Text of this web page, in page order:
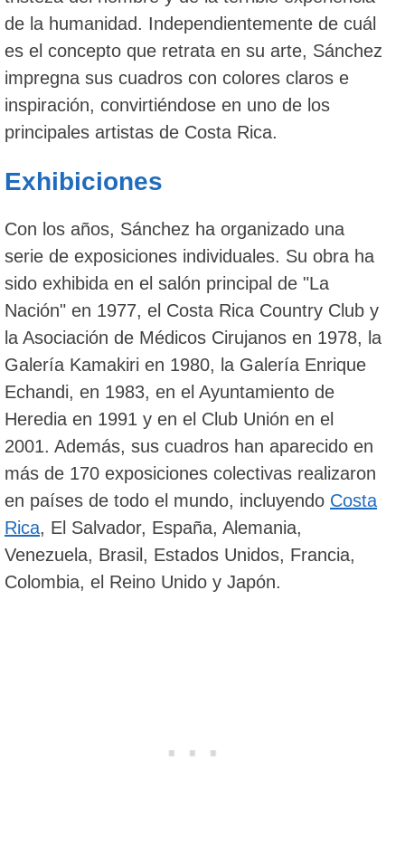
de la humanidad. Independientemente de cuál
es el concepto que retrata en su arte, Sánchez
impregna sus cuadros con colores claros e
inspiración, convirtiéndose en uno de los
principales artistas de Costa Rica.
Exhibiciones
Con los años, Sánchez ha organizado una
serie de exposiciones individuales. Su obra ha
sido exhibida en el salón principal de "La
Nación" en 1977, el Costa Rica Country Club y
la Asociación de Médicos Cirujanos en 1978, la
Galería Kamakiri en 1980, la Galería Enrique
Echandi, en 1983, en el Ayuntamiento de
Heredia en 1991 y en el Club Unión en el
2001. Además, sus cuadros han aparecido en
más de 170 exposiciones colectivas realizaron
en países de todo el mundo, incluyendo Costa
Rica, El Salvador, España, Alemania,
Venezuela, Brasil, Estados Unidos, Francia,
Colombia, el Reino Unido y Japón.